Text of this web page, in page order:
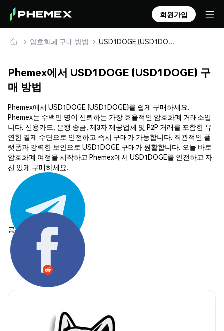
회원가입
암호화폐 구매 방법 USD1DOGE (USD1DOGE) 안전하게 구매 및 보관
Phemex에서 USD1DOGE (USD1DOGE) 구
매 방법
Phemex에서 USD1DOGE (USD1DOGE)를 쉽게 구매하세요.
Phemex는 수백만 명이 신뢰하는 가장 효율적인 암호화폐 거래소입
니다. 신용카드, 은행 송금, 제3자 제공업체 및 P2P 거래를 포함한 유
연한 결제 수단으로 안전하고 즉시 구매가 가능합니다. 직관적인 플
랫폼과 강력한 보안으로 USD1DOGE 구매가 원활합니다. 오늘 바로
암호화폐 여정을 시작하고 Phemex에서 USD1DOGE를 안전하고 자
신 있게 구매하세요.
공유하기: